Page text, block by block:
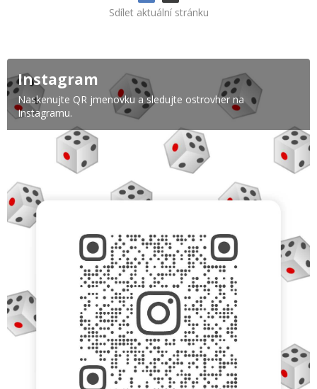
Sdílet aktuální stránku
Instagram
Naskenujte QR jmenovku a sledujte ostrovher na
Instagramu.